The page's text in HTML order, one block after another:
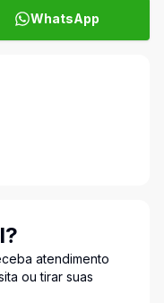
WhatsApp
atendimento
ou tirar suas